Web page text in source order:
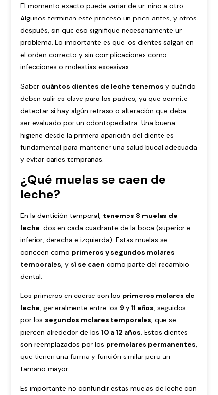
El momento exacto puede variar de un niño a otro.
Algunos terminan este proceso un poco antes, y otros
después, sin que eso signifique necesariamente un
problema. Lo importante es que los dientes salgan en
el orden correcto y sin complicaciones como
infecciones o molestias excesivas.
Saber cuántos dientes de leche tenemos y cuándo
deben salir es clave para los padres, ya que permite
detectar si hay algún retraso o alteración que deba
ser evaluado por un odontopediatra. Una buena
higiene desde la primera aparición del diente es
fundamental para mantener una salud bucal adecuada
y evitar caries tempranas.
¿Qué muelas se caen de
leche?
En la dentición temporal, tenemos 8 muelas de
leche: dos en cada cuadrante de la boca (superior e
inferior, derecha e izquierda). Estas muelas se
conocen como primeros y segundos molares
temporales, y sí se caen como parte del recambio
dental.
Los primeros en caerse son los primeros molares de
leche, generalmente entre los 9 y 11 años, seguidos
por los segundos molares temporales, que se
pierden alrededor de los10 a 12 años. Estos dientes
son reemplazados por los premolares permanentes,
que tienen una forma y función similar pero un
tamaño mayor.
Es importante no confundir estas muelas de leche con